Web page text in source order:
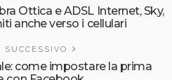
Ottica e ADSL Internet, Sky,
anche verso i cellulari
SUCCESSIVO
come impostare la prima